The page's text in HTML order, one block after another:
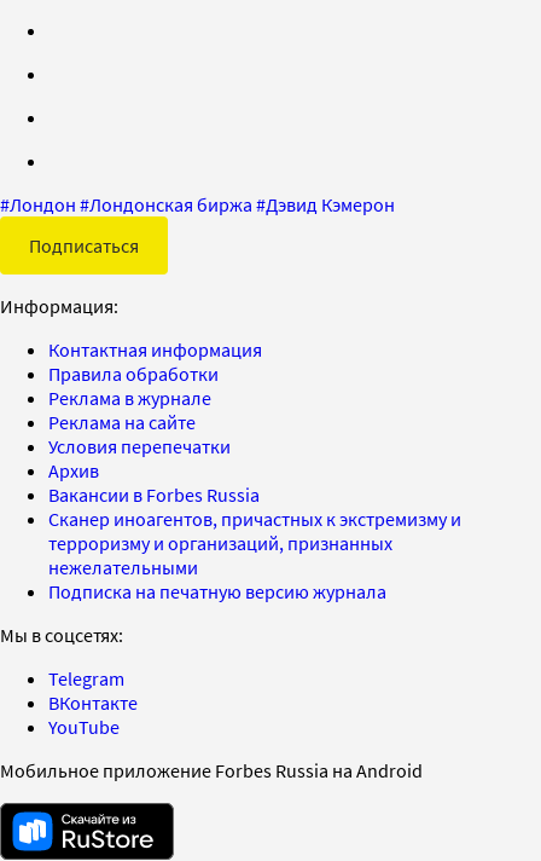
#Лондон #Лондонская биржа #Дэвид Кэмерон
Подписаться
Информация:
Контактная информация
Правила обработки
Реклама в журнале
Реклама на сайте
Условия перепечатки
Архив
Вакансии в Forbes Russia
Сканер иноагентов, причастных к экстремизму и
терроризму и организаций, признанных
нежелательными
Подписка на печатную версию журнала
Мы в соцсетях:
Telegram
ВКонтакте
YouTube
Мобильное приложение Forbes Russia на Android